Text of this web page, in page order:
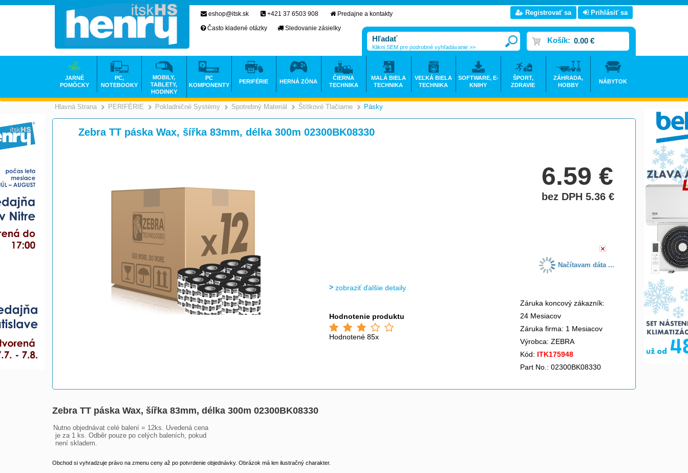
Hlavná Strana >
PERIFÉRIE >
Pokladničné Systémy >
Spotrebný Materiál >
Štítkové Tlačiarne >Pásky
Zebra TT páska Wax, šířka 83mm, délka 300m 02300BK08330
6.59€
bez DPH 5.36€
Načítavam dáta ...
zobraziť ďalšie detaily
Hodnotenie produktu
Hodnotené 85x
Záruka koncový zákazník:
24 Mesiacov
Záruka firma: 1 Mesiacov
Výrobca: ZEBRA
Kód: ITK175948
Part No.: 02300BK08330
Zebra TT páska Wax, šířka 83mm, délka 300m 02300BK08330
Nutno objednávat celé balení = 12ks. Uvedená cena
není skladem.
Obchod si vyhradzuje právo na zmenu ceny až po potvrdenie objednávky. Obrázok má len ilustračný charakter.
eshop@itsk.sk +421 37 6503 908
Predajne a kontakty
Často kladené otázky
Sledovanie zásielky
Registrovať sa Prihlásiť sa
Košík: 0.00 €
Klikni SEM pre podrobné vyhľadávanie >>
JARNÉ
POMÔCKY
PC,
NOTEBOOKY
MOBILY,
TABLETY,
HODINKY
PC
KOMPONENTY
PERIFÉRIE HERNÁ ZÓNA
ČIERNA
TECHNIKA
MALÁ BIELA
TECHNIKA
VEĽKÁ BIELA
TECHNIKA
SOFTWARE, E-
KNIHY
ŠPORT,
ZDRAVIE
ZÁHRADA,
HOBBY
NÁBYTOK